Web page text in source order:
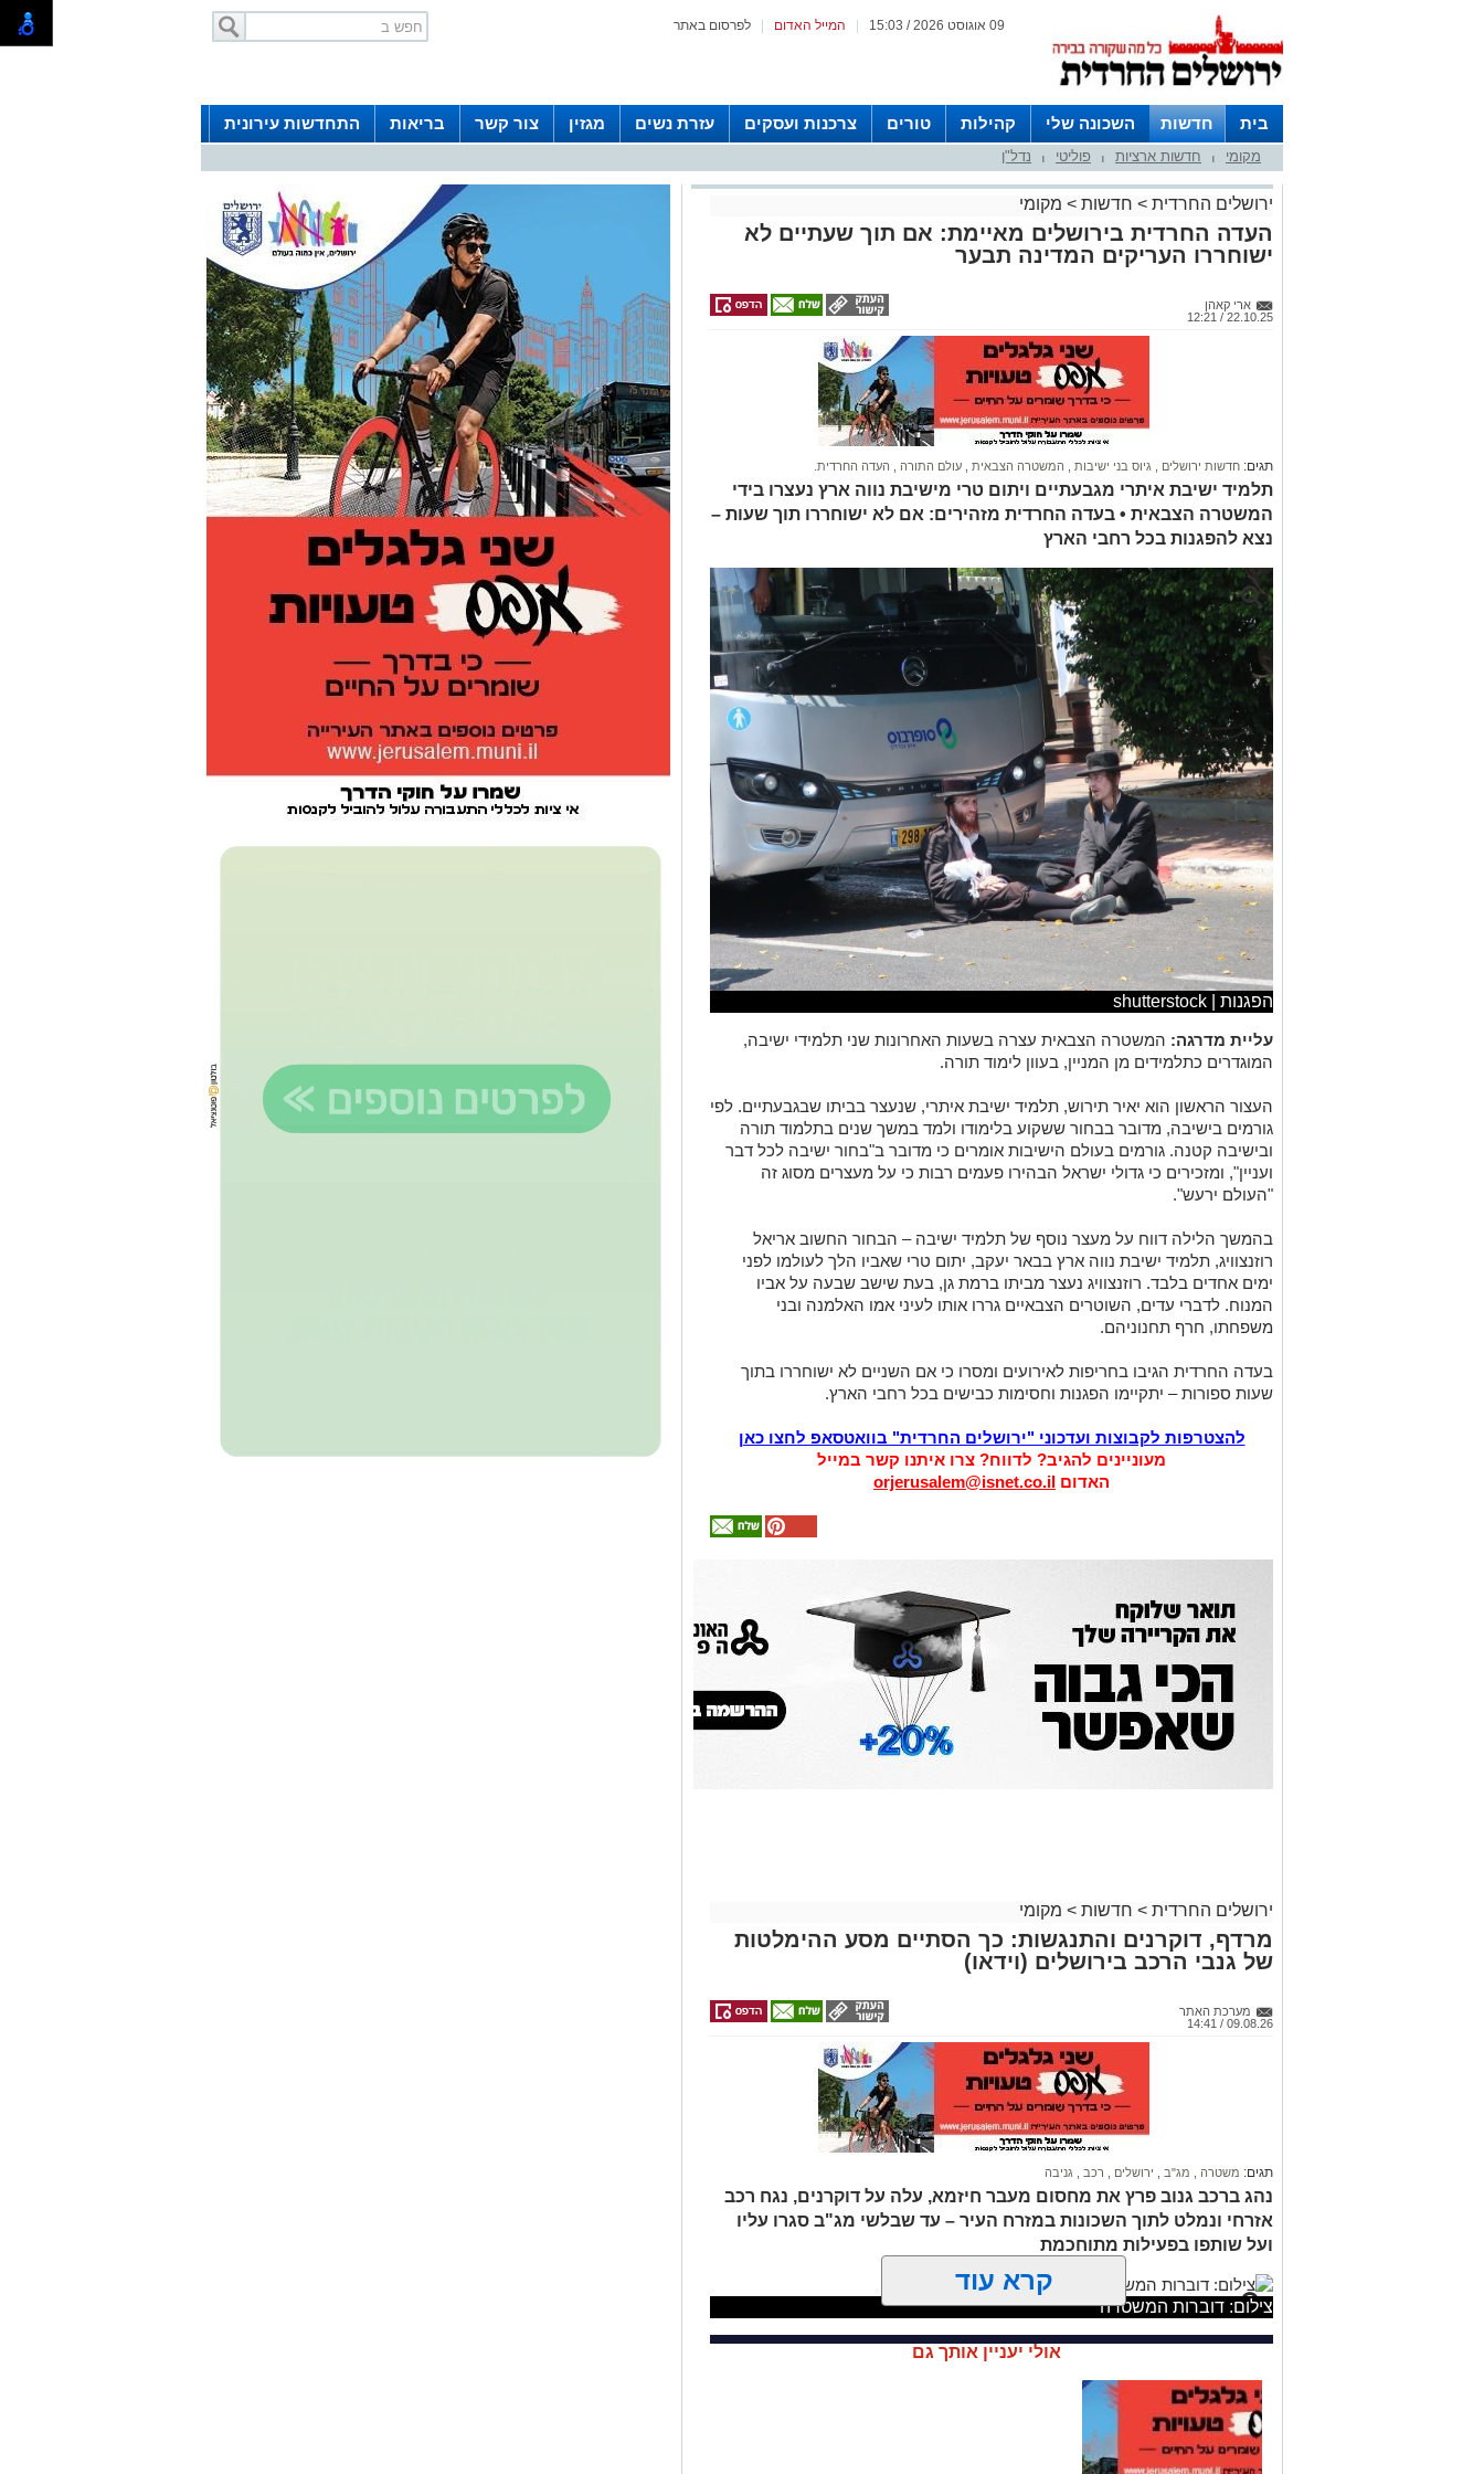
לפרסום באתר המייל האדום 09 אוגוסט 2026 / 15:03
בית חדשות השכונה שלי קהילות טורים צרכנות ועסקים עזרת נשים מגזין צור קשר בריאות
התחדשות עירונית
חצרות
מקומי חדשות ארציות פוליטי נדל"ן
ירושלים החרדית > חדשות > מקומי
העדה החרדית בירושלים מאיימת: אם תוך שעתיים לא
ישוחררו העריקים המדינה תבער
ארי קאהן
22.10.25 / 12:21
תגים: חדשות ירושלים גיוס בני ישיבות המשטרה הצבאית עולם התורה העדה החרדית.
תלמיד ישיבת איתרי מגבעתיים ויתום טרי מישיבת נווה ארץ נעצרו בידי
המשטרה הצבאית • בעדה החרדית מזהירים: אם לא ישוחררו תוך שעות –
נצא להפגנות בכל רחבי הארץ
הפגנות | shutterstock
עליית מדרגה: המשטרה הצבאית עצרה בשעות האחרונות שני תלמידי ישיבה,
המוגדרים כתלמידים מן המניין, בעוון לימוד תורה.
העצור הראשון הוא יאיר תירוש, תלמיד ישיבת איתרי, שנעצר בביתו שבגבעתיים. לפי
גורמים בישיבה, מדובר בבחור ששקוע בלימודו ולמד במשך שנים בתלמוד תורה
ובישיבה קטנה. גורמים בעולם הישיבות אומרים כי מדובר ב"בחור ישיבה לכל דבר
ועניין", ומזכירים כי גדולי ישראל הבהירו פעמים רבות כי על מעצרים מסוג זה
"העולם ירעש".
בהמשך הלילה דווח על מעצר נוסף של תלמיד ישיבה – הבחור החשוב אריאל
רוזנצוויג, תלמיד ישיבת נווה ארץ בבאר יעקב, יתום טרי שאביו הלך לעולמו לפני
ימים אחדים בלבד. רוזנצוויג נעצר מביתו ברמת גן, בעת שישב שבעה על אביו
המנוח. לדברי עדים, השוטרים הצבאיים גררו אותו לעיני אמו האלמנה ובני
משפחתו, חרף תחנוניהם.
בעדה החרדית הגיבו בחריפות לאירועים ומסרו כי אם השניים לא ישוחררו בתוך
שעות ספורות – יתקיימו הפגנות וחסימות כבישים בכל רחבי הארץ.
להצטרפות לקבוצות ועדכוני "ירושלים החרדית" בוואטסאפ לחצו כאן
מעוניינים להגיב? לדווח? צרו איתנו קשר במייל
האדום orjerusalem@isnet.co.il
גם
גלגלי
ירושלים החרדית > חדשות > מקומי
מרדף, דוקרנים והתנגשות: כך הסתיים מסע ההימלטות
של גנבי הרכב בירושלים (וידאו)
מערכת האתר
09.08.26 / 14:41
תגים: משטרה מג"ב ירושלים רכב גניבה
נהג ברכב גנוב פרץ את מחסום מעבר חיזמא, עלה על דוקרנים, נגח רכב
אזרחי ונמלט לתוך השכונות במזרח העיר – עד שבלשי מג"ב סגרו עליו
ועל שותפו בפעילות מתוחכמת
צילום: דוברות המשטרה
קרא עוד
אולי יעניין אותך גם